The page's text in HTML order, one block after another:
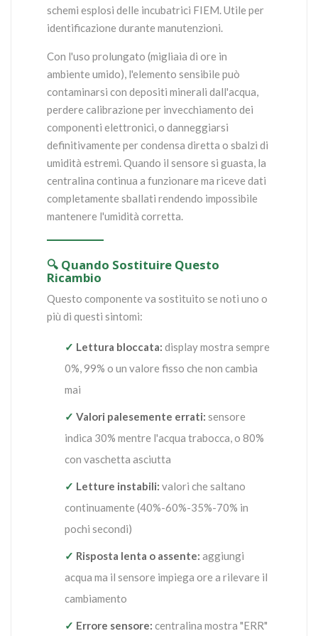
schemi esplosi delle incubatrici FIEM. Utile per
identificazione durante manutenzioni.
Con l'uso prolungato (migliaia di ore in
ambiente umido), l'elemento sensibile può
contaminarsi con depositi minerali dall'acqua,
perdere calibrazione per invecchiamento dei
componenti elettronici, o danneggiarsi
definitivamente per condensa diretta o sbalzi di
umidità estremi. Quando il sensore si guasta, la
centralina continua a funzionare ma riceve dati
completamente sballati rendendo impossibile
mantenere l'umidità corretta.
🔍 Quando Sostituire Questo
Ricambio
Questo componente va sostituito se noti uno o
più di questi sintomi:
✓ Lettura bloccata: display mostra sempre
0%, 99% o un valore fisso che non cambia
mai
✓ Valori palesemente errati: sensore
indica 30% mentre l'acqua trabocca, o 80%
con vaschetta asciutta
✓ Letture instabili: valori che saltano
continuamente (40%-60%-35%-70% in
pochi secondi)
✓ Risposta lenta o assente: aggiungi
acqua ma il sensore impiega ore a rilevare il
cambiamento
✓ Errore sensore: centralina mostra "ERR"